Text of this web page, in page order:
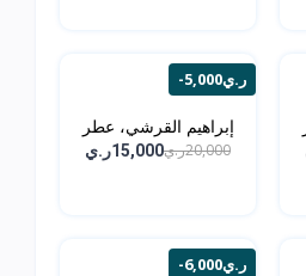
-5,000ر.ي
إبراهيم القرشي، عطر
مسك...20,000ر.ي 15,000ر.ي
-6,000ر.ي